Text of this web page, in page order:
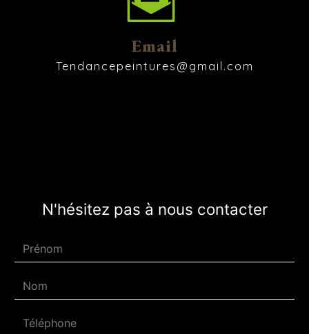
Email
tendancepeintures@gmail.com
N'hésitez pas à nous contacter